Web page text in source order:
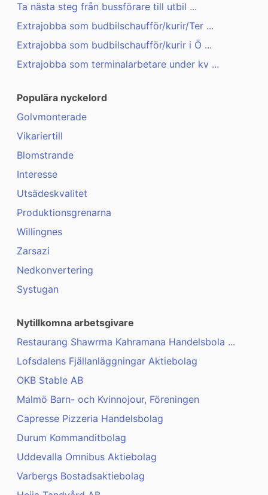
Ta nästa steg från bussförare till utbil ...
Extrajobba som budbilschaufför/kurir/Ter ...
Extrajobba som budbilschaufför/kurir i Ö ...
Extrajobba som terminalarbetare under kv ...
Populära nyckelord
Golvmonterade
Vikariertill
Blomstrande
Interesse
Utsädeskvalitet
Produktionsgrenarna
Willingnes
Zarsazi
Nedkonvertering
Systugan
Nytillkomna arbetsgivare
Restaurang Shawrma Kahramana Handelsbola ...
Lofsdalens Fjällanläggningar Aktiebolag
OKB Stable AB
Malmö Barn- och Kvinnojour, Föreningen
Capresse Pizzeria Handelsbolag
Durum Kommanditbolag
Uddevalla Omnibus Aktiebolag
Varbergs Bostadsaktiebolag